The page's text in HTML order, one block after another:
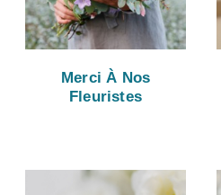
Merci À Nos
Fleuristes